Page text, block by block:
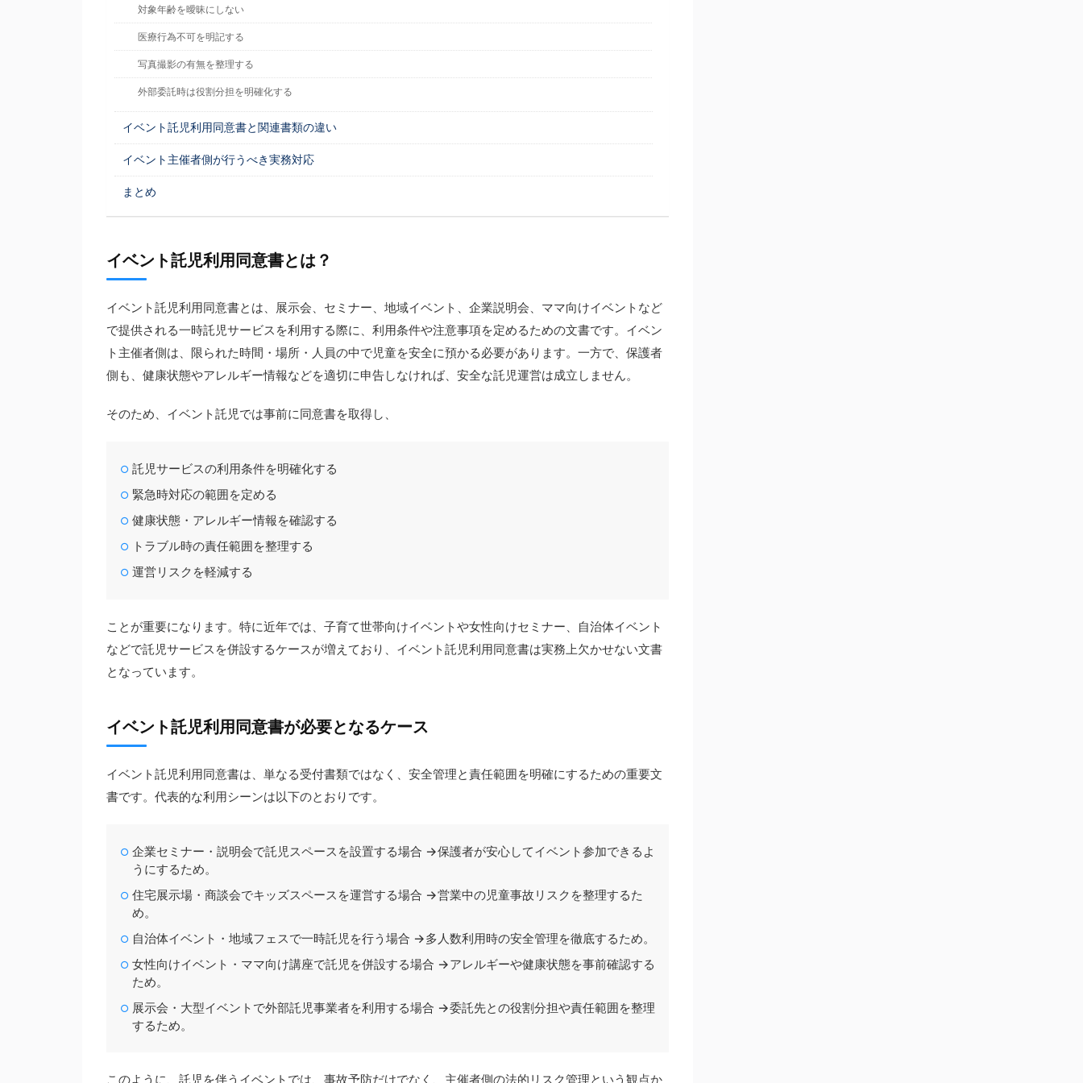
対象年齢を曖昧にしない
医療行為不可を明記する
写真撮影の有無を整理する
外部委託時は役割分担を明確化する
イベント託児利用同意書と関連書類の違い
イベント主催者側が行うべき実務対応
まとめ
イベント託児利用同意書とは？
イベント託児利用同意書とは、展示会、セミナー、地域イベント、企業説明会、ママ向けイベントなど
で提供される一時託児サービスを利用する際に、利用条件や注意事項を定めるための文書です。イベン
ト主催者側は、限られた時間・場所・人員の中で児童を安全に預かる必要があります。一方で、保護者
側も、健康状態やアレルギー情報などを適切に申告しなければ、安全な託児運営は成立しません。
そのため、イベント託児では事前に同意書を取得し、
託児サービスの利用条件を明確化する
緊急時対応の範囲を定める
健康状態・アレルギー情報を確認する
トラブル時の責任範囲を整理する
運営リスクを軽減する
ことが重要になります。特に近年では、子育て世帯向けイベントや女性向けセミナー、自治体イベント
などで託児サービスを併設するケースが増えており、イベント託児利用同意書は実務上欠かせない文書
となっています。
イベント託児利用同意書が必要となるケース
イベント託児利用同意書は、単なる受付書類ではなく、安全管理と責任範囲を明確にするための重要文
書です。代表的な利用シーンは以下のとおりです。
企業セミナー・説明会で託児スペースを設置する場合 →保護者が安心してイベント参加できるよ
うにするため。
住宅展示場・商談会でキッズスペースを運営する場合 →営業中の児童事故リスクを整理するた
め。
自治体イベント・地域フェスで一時託児を行う場合 →多人数利用時の安全管理を徹底するため。
女性向けイベント・ママ向け講座で託児を併設する場合 →アレルギーや健康状態を事前確認する
ため。
展示会・大型イベントで外部託児事業者を利用する場合 →委託先との役割分担や責任範囲を整理
するため。